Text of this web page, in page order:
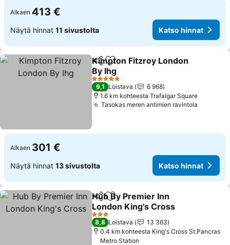
Alkaen 413 €
Näytä hinnat 11 sivustolta Katso hinnat
Jaa Lisää suosikkeihin
Kimpton Fitzroy London
By Ihg
5 Tähtiluokitus
9,1 Loistava
6 968
1.6 km kohteesta Trafalgar Square
Tasokas meren antimien ravintola
Alkaen 301 €
Näytä hinnat 13 sivustolta Katso hinnat
Jaa Lisää suosikkeihin
Hub By Premier Inn
London King's Cross
3 Tähtiluokitus
8,8 Loistava
13 363
0.4 km kohteesta King's Cross St.Pancras
Metro Station